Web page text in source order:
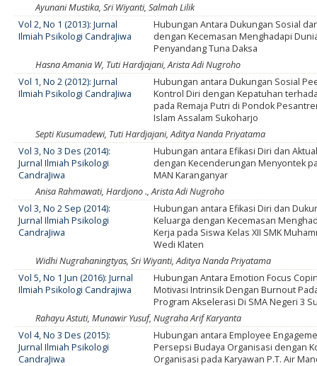
Ayunani Mustika, Sri Wiyanti, Salmah Lilik
Vol 2, No 1 (2013): Jurnal
Ilmiah Psikologi CandraJiwa
Hubungan Antara Dukungan Sosial
dengan Kecemasan Menghadapi
Penyandang Tuna Daksa
Hasna Amania W, Tuti Hardjajani, Arista Adi Nugroho
Vol 1, No 2 (2012): Jurnal
Ilmiah Psikologi CandraJiwa
Hubungan antara Dukungan Sosial
Kontrol Diri dengan Kepatuhan
pada Remaja Putri di Pondok
Islam Assalam Sukoharjo
Septi Kusumadewi, Tuti Hardjajani, Aditya Nanda Priyatama
Vol 3, No 3 Des (2014):
Jurnal Ilmiah Psikologi
CandraJiwa
Hubungan antara Efikasi Diri dan
dengan Kecenderungan Menyontek
MAN Karanganyar
Anisa Rahmawati, Hardjono ., Arista Adi Nugroho
Vol 3, No 2 Sep (2014):
Jurnal Ilmiah Psikologi
CandraJiwa
Hubungan antara Efikasi Diri dan
Keluarga dengan Kecemasan
Kerja pada Siswa Kelas XII SMK
Wedi Klaten
Widhi Nugrahaningtyas, Sri Wiyanti, Aditya Nanda Priyatama
Vol 5, No 1 Jun (2016): Jurnal
Ilmiah Psikologi Candrajiwa
Hubungan Antara Emotion Focus
Motivasi Intrinsik Dengan Burnout
Program Akselerasi Di SMA Negeri 3
Rahayu Astuti, Munawir Yusuf, Nugraha Arif Karyanta
Vol 4, No 3 Des (2015):
Jurnal Ilmiah Psikologi
CandraJiwa
Hubungan antara Employee
Persepsi Budaya Organisasi dengan
Organisasi pada Karyawan P.T. Air